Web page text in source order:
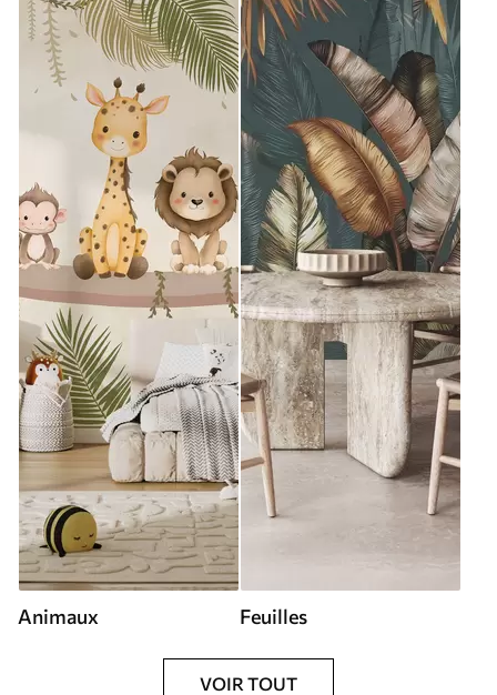
Animaux Feuilles
VOIR TOUT